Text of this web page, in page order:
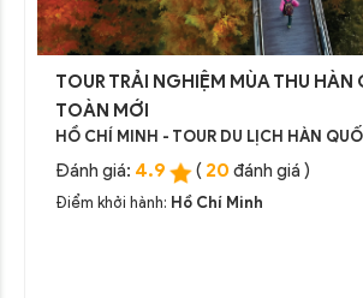
TOUR TRẢI NGHIỆM MÙA THU HÀN
TOÀN MỚI
HỒ CHÍ MINH - TOUR DU LỊCH HÀN
Đánh giá: 4.9 ( 20 đánh giá )
Điểm khởi hành: Hồ Chí Minh